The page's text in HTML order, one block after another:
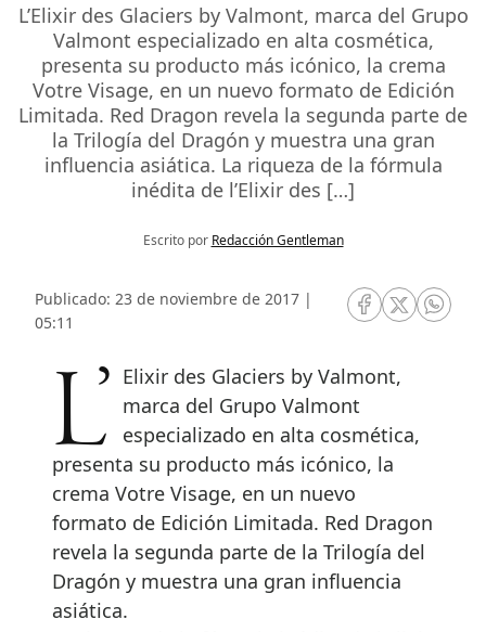
L’Elixir des Glaciers by Valmont, marca del Grupo
Valmont especializado en alta cosmética,
presenta su producto más icónico, la crema
Votre Visage, en un nuevo formato de Edición
Limitada. Red Dragon revela la segunda parte de
la Trilogía del Dragón y muestra una gran
influencia asiática. La riqueza de la fórmula
inédita de l’Elixir des […]
Escrito por Redacción Gentleman
Publicado: 23 de noviembre de 2017 |
05:11
RRSS Facebook
RRSSRRSS
L’Elixir des Glaciers by Valmont, marca del Grupo Valmont
especializado en alta cosmética,
presenta su producto más icónico, la
crema Votre Visage, en un nuevo
formato de Edición Limitada. Red Dragon
revela la segunda parte de la Trilogía del
Dragón y muestra una gran influencia
asiática.